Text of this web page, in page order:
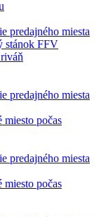
predajného miesta
stánok FFV
predajného miesta
miesto počas
predajného miesta
miesto počas